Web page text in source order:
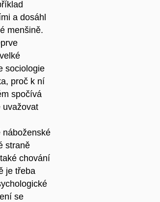
a dosáhl
menšině.
sociologie
proč k ní
spočívá
uvažovat
náboženské
straně
chování
je třeba
se